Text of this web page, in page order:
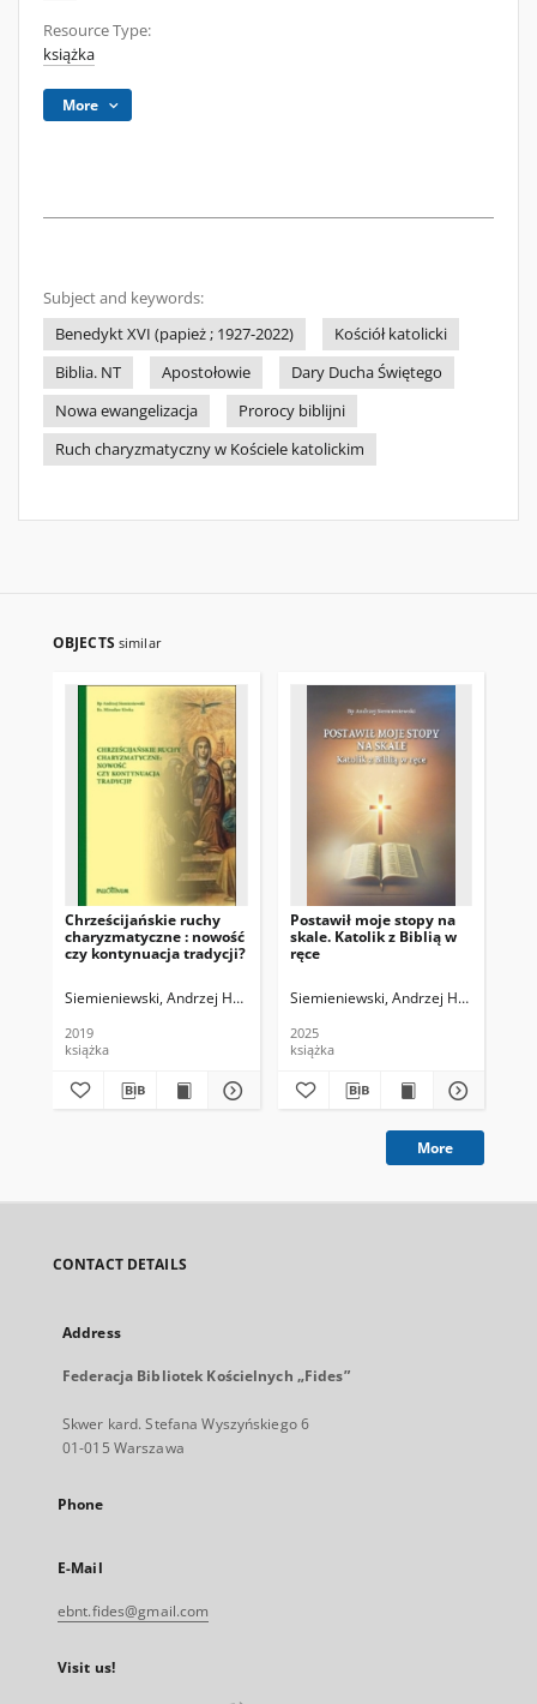
Resource Type:
książka
More
Subject and keywords:
Benedykt XVI (papież ; 1927-2022)
Kościół katolicki
Biblia. NT
Apostołowie
Dary Ducha Świętego
Nowa ewangelizacja
Prorocy biblijni
Ruch charyzmatyczny w Kościele katolickim
OBJECTS similar
Chrześcijańskie ruchy
charyzmatyczne : nowość
czy kontynuacja tradycji?
Siemieniewski, Andrzej Henryk (1957- ) Kiwka, Mirosław (1963- )
2019
książka
Postawił moje stopy na
skale. Katolik z Biblią w
ręce
Siemieniewski, Andrzej Henryk
2025
książka
More
CONTACT DETAILS
Address
Federacja Bibliotek Kościelnych „Fides”
Skwer kard. Stefana Wyszyńskiego 6
01-015 Warszawa
Phone
E-Mail
ebnt.fides@gmail.com
Visit us!